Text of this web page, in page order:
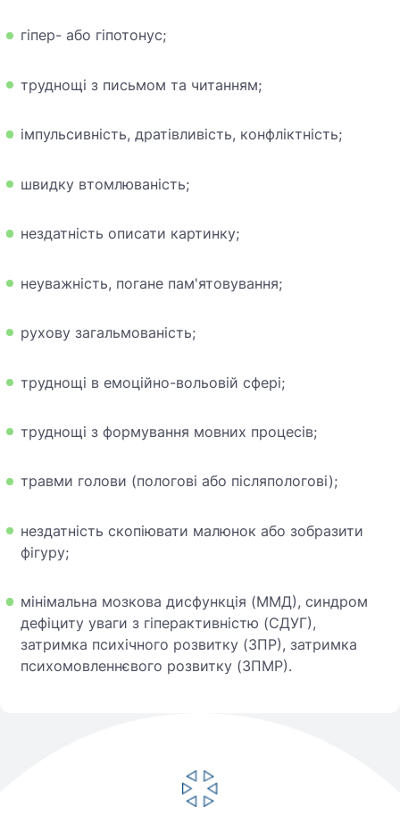
гіпер- або гіпотонус;
труднощі з письмом та читанням;
імпульсивність, дратівливість, конфліктність;
швидку втомлюваність;
нездатність описати картинку;
неуважність, погане пам'ятовування;
рухову загальмованість;
труднощі в емоційно-вольовій сфері;
труднощі з формування мовних процесів;
травми голови (пологові або післяпологові);
нездатність скопіювати малюнок або зобразити
фігуру;
мінімальна мозкова дисфункція (ММД), синдром
дефіциту уваги з гіперактивністю (СДУГ),
затримка психічного розвитку (ЗПР), затримка
психомовленнєвого розвитку (ЗПМР).